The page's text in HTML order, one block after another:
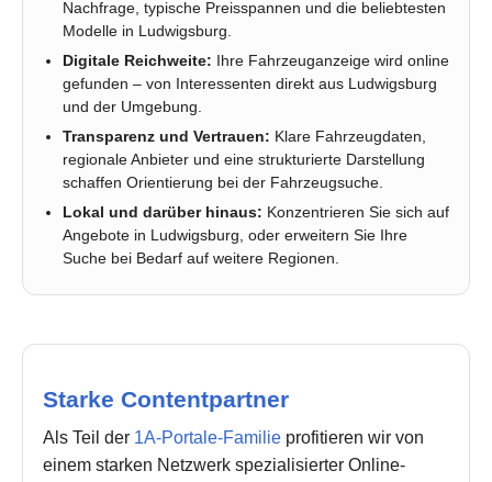
Nachfrage, typische Preisspannen und die beliebtesten
Modelle in Ludwigsburg.
Digitale Reichweite: Ihre Fahrzeuganzeige wird online
gefunden – von Interessenten direkt aus Ludwigsburg
und der Umgebung.
Transparenz und Vertrauen: Klare Fahrzeugdaten,
regionale Anbieter und eine strukturierte Darstellung
schaffen Orientierung bei der Fahrzeugsuche.
Lokal und darüber hinaus: Konzentrieren Sie sich auf
Angebote in Ludwigsburg, oder erweitern Sie Ihre
Suche bei Bedarf auf weitere Regionen.
Starke Contentpartner
Als Teil der 1A-Portale-Familie profitieren wir von
einem starken Netzwerk spezialisierter Online-